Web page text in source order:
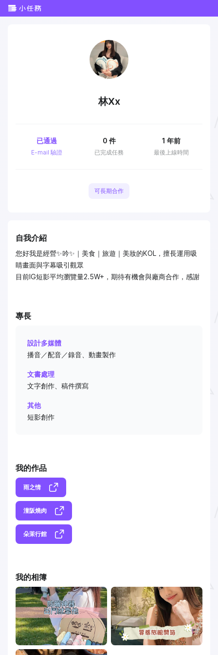
林Xx
E-mail 驗證
已通過
已完成任務
0 件
最後上線時間
1 年前
可長期合作
自我介紹
您好我是經營✨吟✨｜美食｜旅遊｜美妝的KOL，擅長運用吸
睛畫面與字幕吸引觀眾
目前IG短影平均瀏覽量2.5W+，期待有機會與廠商合作，感謝
專長
設計多媒體
播音／配音／錄音、動畫製作
文書處理
文字創作、稿件撰寫
其他
短影創作
我的作品
雨之情
潼阪燒肉
朵茉行館
我的相簿